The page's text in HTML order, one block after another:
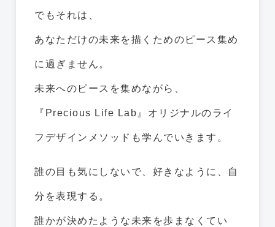
でもそれは、
あなただけの未来を描くためのピース集め
に過ぎません。
未来へのピースを集めながら、
『Precious Life Lab』オリジナルのライ
フデザインメソッドも学んでいきます。
誰の目も気にしないで、好きなように、自
分を表現する。
誰かが決めたような未来を歩まなくてい